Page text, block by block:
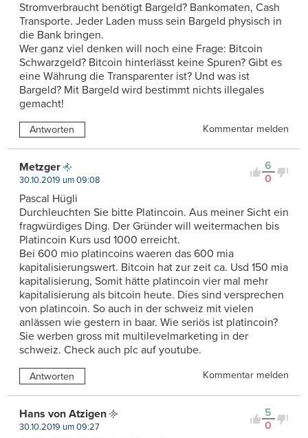
Stromverbraucht benötigt Bargeld? Bankomaten, Cash
Transporte. Jeder Laden muss sein Bargeld physisch in
die Bank bringen.
Wer ganz viel denken will noch eine Frage: Bitcoin
Schwarzgeld? Bitcoin hinterlässt keine Spuren? Gibt es
eine Währung die Transparenter ist? Und was ist
Bargeld? Mit Bargeld wird bestimmt nichts illegales
gemacht!
Antworten Kommentar melden
6
0
Metzger
30.10.2019 um 09:08
Pascal Hügli
Durchleuchten Sie bitte Platincoin. Aus meiner Sicht ein
fragwürdiges Ding. Der Gründer will weitermachen bis
Platincoin Kurs usd 1000 erreicht.
Bei 600 mio platincoins waeren das 600 mia
kapitalisierungswert. Bitcoin hat zur zeit ca. Usd 150 mia
kapitalisierung, Somit hätte platincoin vier mal mehr
kapitalisierung als bitcoin heute. Dies sind versprechen
von platincoin. So auch in der schweiz mit vielen
anlässen wie gestern in baar. Wie seriös ist platincoin?
Sie werben gross mit multilevelmarketing in der
schweiz. Check auch plc auf youtube.
Antworten Kommentar melden
5
0
Hans von Atzigen
30.10.2019 um 09:27